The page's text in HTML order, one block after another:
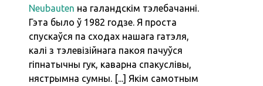
Neubauten на галандскім тэлебачанні.
Гэта было ў 1982 годзе. Я проста
спускаўся па сходах нашага гатэля,
калі з тэлевізійнага пакоя пачуўся
гіпнатычны гук, каварна спакуслівы,
нястрымна сумны. [...] Якім самотным